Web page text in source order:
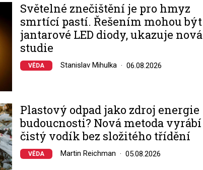
Světelné znečištění je pro hmyz
smrtící pastí. Řešením mohou být
jantarové LED diody, ukazuje nová
studie
VĚDA Stanislav Mihulka 06.08.2026
Plastový odpad jako zdroj energie
budoucnosti? Nová metoda vyrábí
čistý vodík bez složitého třídění
VĚDA Martin Reichman 05.08.2026